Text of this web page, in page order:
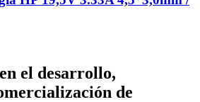
el desarrollo,
de